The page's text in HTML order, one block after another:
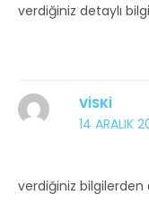
verdiğiniz detaylı
VISKI
14 ARALIK
verdiğiniz bilgilerden